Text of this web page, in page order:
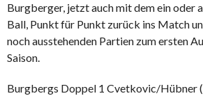
Burgberger, jetzt auch mit dem ein oder
Ball, Punkt für Punkt zurück ins Match
noch ausstehenden Partien zum ersten
Saison.
Burgbergs Doppel 1 Cvetkovic/Hübner